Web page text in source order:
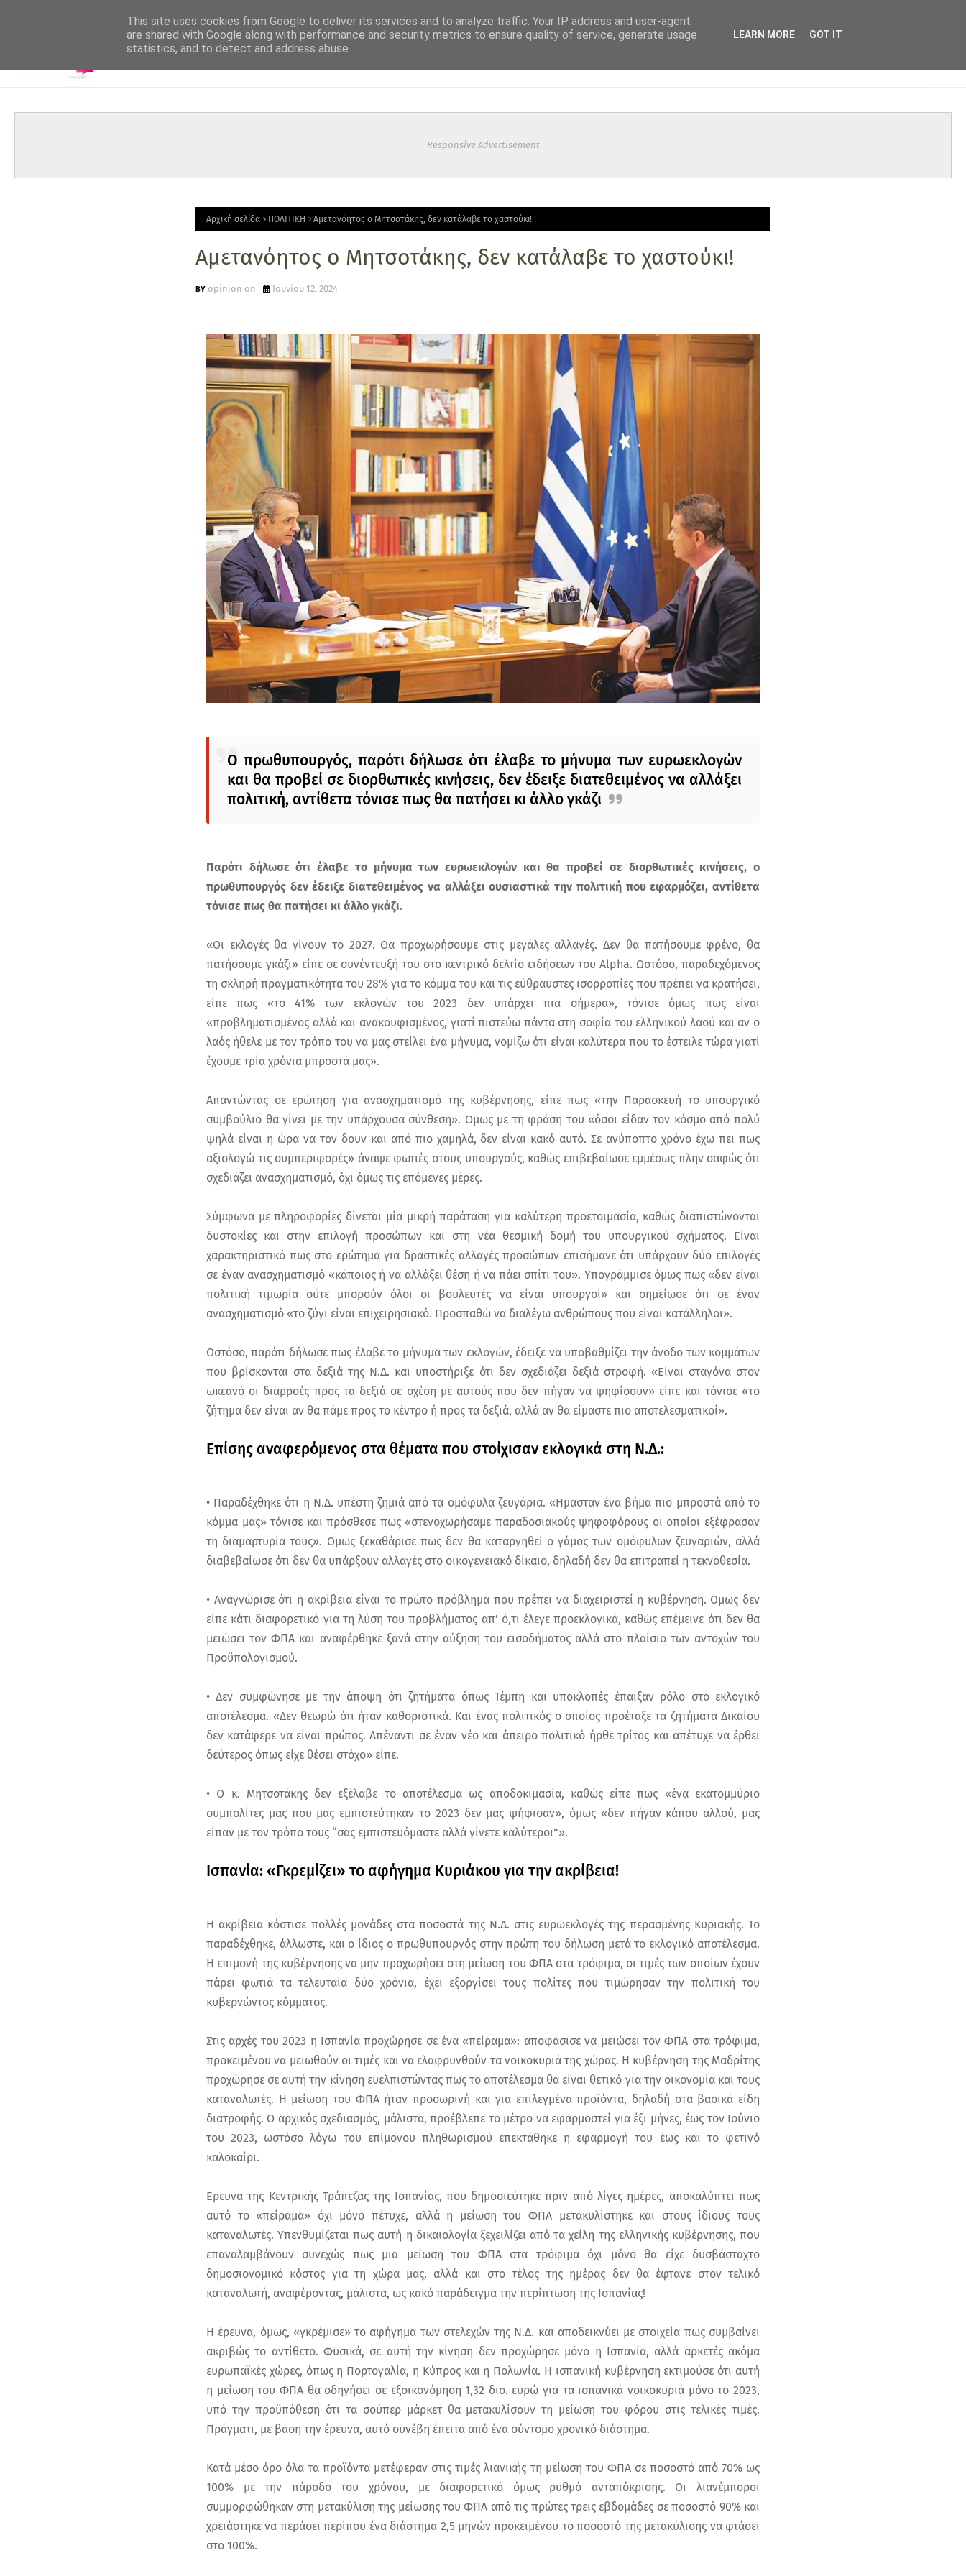
Responsive Advertisement
Αρχική σελίδα ΠΟΛΙΤΙΚΗ Αμετανόητος ο Μητσοτάκης, δεν κατάλαβε το χαστούκι!
Αμετανόητος ο Μητσοτάκης, δεν κατάλαβε το χαστούκι!
opinion on Ιουνίου 12, 2024
Ο πρωθυπουργός, παρότι δήλωσε ότι έλαβε το μήνυμα των ευρωεκλογών
και θα προβεί σε διορθωτικές κινήσεις, δεν έδειξε διατεθειμένος να αλλάξει
πολιτική, αντίθετα τόνισε πως θα πατήσει κι άλλο γκάζι
Παρότι δήλωσε ότι έλαβε το μήνυμα των ευρωεκλογών και θα προβεί σε διορθωτικές κινήσεις, ο
πρωθυπουργός δεν έδειξε διατεθειμένος να αλλάξει ουσιαστικά την πολιτική που εφαρμόζει, αντίθετα
τόνισε πως θα πατήσει κι άλλο γκάζι.
«Οι εκλογές θα γίνουν το 2027. Θα προχωρήσουμε στις μεγάλες αλλαγές. Δεν θα πατήσουμε φρένο, θα
πατήσουμε γκάζι» είπε σε συνέντευξή του στο κεντρικό δελτίο ειδήσεων του Alpha. Ωστόσο, παραδεχόμενος
τη σκληρή πραγματικότητα του 28% για το κόμμα του και τις εύθραυστες ισορροπίες που πρέπει να κρατήσει,
είπε πως «το 41% των εκλογών του 2023 δεν υπάρχει πια σήμερα», τόνισε όμως πως είναι
«προβληματισμένος αλλά και ανακουφισμένος, γιατί πιστεύω πάντα στη σοφία του ελληνικού λαού και αν ο
λαός ήθελε με τον τρόπο του να μας στείλει ένα μήνυμα, νομίζω ότι είναι καλύτερα που το έστειλε τώρα γιατί
έχουμε τρία χρόνια μπροστά μας».
Απαντώντας σε ερώτηση για ανασχηματισμό της κυβέρνησης, είπε πως «την Παρασκευή το υπουργικό
συμβούλιο θα γίνει με την υπάρχουσα σύνθεση». Ομως με τη φράση του «όσοι είδαν τον κόσμο από πολύ
ψηλά είναι η ώρα να τον δουν και από πιο χαμηλά, δεν είναι κακό αυτό. Σε ανύποπτο χρόνο έχω πει πως
αξιολογώ τις συμπεριφορές» άναψε φωτιές στους υπουργούς, καθώς επιβεβαίωσε εμμέσως πλην σαφώς ότι
σχεδιάζει ανασχηματισμό, όχι όμως τις επόμενες μέρες.
Σύμφωνα με πληροφορίες δίνεται μία μικρή παράταση για καλύτερη προετοιμασία, καθώς διαπιστώνονται
δυστοκίες και στην επιλογή προσώπων και στη νέα θεσμική δομή του υπουργικού σχήματος. Είναι
χαρακτηριστικό πως στο ερώτημα για δραστικές αλλαγές προσώπων επισήμανε ότι υπάρχουν δύο επιλογές
σε έναν ανασχηματισμό «κάποιος ή να αλλάξει θέση ή να πάει σπίτι του». Υπογράμμισε όμως πως «δεν είναι
πολιτική τιμωρία ούτε μπορούν όλοι οι βουλευτές να είναι υπουργοί» και σημείωσε ότι σε έναν
ανασχηματισμό «το ζύγι είναι επιχειρησιακό. Προσπαθώ να διαλέγω ανθρώπους που είναι κατάλληλοι».
Ωστόσο, παρότι δήλωσε πως έλαβε το μήνυμα των εκλογών, έδειξε να υποβαθμίζει την άνοδο των κομμάτων
που βρίσκονται στα δεξιά της Ν.Δ. και υποστήριξε ότι δεν σχεδιάζει δεξιά στροφή. «Είναι σταγόνα στον
ωκεανό οι διαρροές προς τα δεξιά σε σχέση με αυτούς που δεν πήγαν να ψηφίσουν» είπε και τόνισε «το
ζήτημα δεν είναι αν θα πάμε προς το κέντρο ή προς τα δεξιά, αλλά αν θα είμαστε πιο αποτελεσματικοί».
Επίσης αναφερόμενος στα θέματα που στοίχισαν εκλογικά στη Ν.Δ.:
• Παραδέχθηκε ότι η Ν.Δ. υπέστη ζημιά από τα ομόφυλα ζευγάρια. «Ημασταν ένα βήμα πιο μπροστά από το
κόμμα μας» τόνισε και πρόσθεσε πως «στενοχωρήσαμε παραδοσιακούς ψηφοφόρους οι οποίοι εξέφρασαν
τη διαμαρτυρία τους». Ομως ξεκαθάρισε πως δεν θα καταργηθεί ο γάμος των ομόφυλων ζευγαριών, αλλά
διαβεβαίωσε ότι δεν θα υπάρξουν αλλαγές στο οικογενειακό δίκαιο, δηλαδή δεν θα επιτραπεί η τεκνοθεσία.
• Αναγνώρισε ότι η ακρίβεια είναι το πρώτο πρόβλημα που πρέπει να διαχειριστεί η κυβέρνηση. Ομως δεν
είπε κάτι διαφορετικό για τη λύση του προβλήματος απ’ ό,τι έλεγε προεκλογικά, καθώς επέμεινε ότι δεν θα
μειώσει τον ΦΠΑ και αναφέρθηκε ξανά στην αύξηση του εισοδήματος αλλά στο πλαίσιο των αντοχών του
Προϋπολογισμού.
• Δεν συμφώνησε με την άποψη ότι ζητήματα όπως Τέμπη και υποκλοπές έπαιξαν ρόλο στο εκλογικό
αποτέλεσμα. «Δεν θεωρώ ότι ήταν καθοριστικά. Και ένας πολιτικός ο οποίος προέταξε τα ζητήματα Δικαίου
δεν κατάφερε να είναι πρώτος. Απέναντι σε έναν νέο και άπειρο πολιτικό ήρθε τρίτος και απέτυχε να έρθει
δεύτερος όπως είχε θέσει στόχο» είπε.
• Ο κ. Μητσοτάκης δεν εξέλαβε το αποτέλεσμα ως αποδοκιμασία, καθώς είπε πως «ένα εκατομμύριο
συμπολίτες μας που μας εμπιστεύτηκαν το 2023 δεν μας ψήφισαν», όμως «δεν πήγαν κάπου αλλού, μας
είπαν με τον τρόπο τους “σας εμπιστευόμαστε αλλά γίνετε καλύτεροι”».
Ισπανία: «Γκρεμίζει» το αφήγημα Κυριάκου για την ακρίβεια!
Η ακρίβεια κόστισε πολλές μονάδες στα ποσοστά της Ν.Δ. στις ευρωεκλογές της περασμένης Κυριακής. Το
παραδέχθηκε, άλλωστε, και ο ίδιος ο πρωθυπουργός στην πρώτη του δήλωση μετά το εκλογικό αποτέλεσμα.
Η επιμονή της κυβέρνησης να μην προχωρήσει στη μείωση του ΦΠΑ στα τρόφιμα, οι τιμές των οποίων έχουν
πάρει φωτιά τα τελευταία δύο χρόνια, έχει εξοργίσει τους πολίτες που τιμώρησαν την πολιτική του
κυβερνώντος κόμματος.
Στις αρχές του 2023 η Ισπανία προχώρησε σε ένα «πείραμα»: αποφάσισε να μειώσει τον ΦΠΑ στα τρόφιμα,
προκειμένου να μειωθούν οι τιμές και να ελαφρυνθούν τα νοικοκυριά της χώρας. Η κυβέρνηση της Μαδρίτης
προχώρησε σε αυτή την κίνηση ευελπιστώντας πως το αποτέλεσμα θα είναι θετικό για την οικονομία και τους
καταναλωτές. Η μείωση του ΦΠΑ ήταν προσωρινή και για επιλεγμένα προϊόντα, δηλαδή στα βασικά είδη
διατροφής. Ο αρχικός σχεδιασμός, μάλιστα, προέβλεπε το μέτρο να εφαρμοστεί για έξι μήνες, έως τον Ιούνιο
του 2023, ωστόσο λόγω του επίμονου πληθωρισμού επεκτάθηκε η εφαρμογή του έως και το φετινό
καλοκαίρι.
Ερευνα της Κεντρικής Τράπεζας της Ισπανίας, που δημοσιεύτηκε πριν από λίγες ημέρες, αποκαλύπτει πως
αυτό το «πείραμα» όχι μόνο πέτυχε, αλλά η μείωση του ΦΠΑ μετακυλίστηκε και στους ίδιους τους
καταναλωτές. Υπενθυμίζεται πως αυτή η δικαιολογία ξεχειλίζει από τα χείλη της ελληνικής κυβέρνησης, που
επαναλαμβάνουν συνεχώς πως μια μείωση του ΦΠΑ στα τρόφιμα όχι μόνο θα είχε δυσβάσταχτο
δημοσιονομικό κόστος για τη χώρα μας, αλλά και στο τέλος της ημέρας δεν θα έφτανε στον τελικό
καταναλωτή, αναφέροντας, μάλιστα, ως κακό παράδειγμα την περίπτωση της Ισπανίας!
Η έρευνα, όμως, «γκρέμισε» το αφήγημα των στελεχών της Ν.Δ. και αποδεικνύει με στοιχεία πως συμβαίνει
ακριβώς το αντίθετο. Φυσικά, σε αυτή την κίνηση δεν προχώρησε μόνο η Ισπανία, αλλά αρκετές ακόμα
ευρωπαϊκές χώρες, όπως η Πορτογαλία, η Κύπρος και η Πολωνία. Η ισπανική κυβέρνηση εκτιμούσε ότι αυτή
η μείωση του ΦΠΑ θα οδηγήσει σε εξοικονόμηση 1,32 δισ. ευρώ για τα ισπανικά νοικοκυριά μόνο το 2023,
υπό την προϋπόθεση ότι τα σούπερ μάρκετ θα μετακυλίσουν τη μείωση του φόρου στις τελικές τιμές.
Πράγματι, με βάση την έρευνα, αυτό συνέβη έπειτα από ένα σύντομο χρονικό διάστημα.
Κατά μέσο όρο όλα τα προϊόντα μετέφεραν στις τιμές λιανικής τη μείωση του ΦΠΑ σε ποσοστό από 70% ως
100% με την πάροδο του χρόνου, με διαφορετικό όμως ρυθμό ανταπόκρισης. Οι λιανέμποροι
συμμορφώθηκαν στη μετακύλιση της μείωσης του ΦΠΑ από τις πρώτες τρεις εβδομάδες σε ποσοστό 90% και
χρειάστηκε να περάσει περίπου ένα διάστημα 2,5 μηνών προκειμένου το ποσοστό της μετακύλισης να φτάσει
στο 100%.
This site uses cookies from Google to deliver its services and to analyze traffic. Your IP address and user-agent
are shared with Google along with performance and security metrics to ensure quality of service, generate usage
statistics, and to detect and address abuse.
LEARN MORE GOT IT